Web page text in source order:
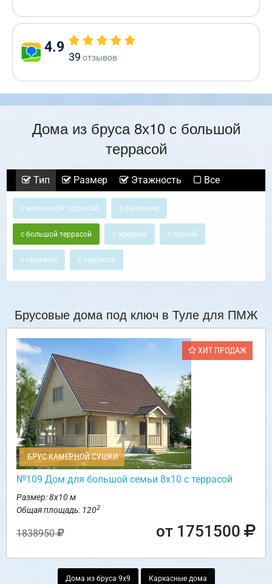
4.9
39 отзывов
Дома из бруса 8х10 с большой
террасой
Тип Размер Этажность Все
с маленькой террасой с балконом
с большой террасой с эркером с сауной
с гаражом с террасой
Брусовые дома под ключ в Туле для ПМЖ
ХИТ ПРОДАЖ
БРУС КАМЕРНОЙ СУШКИ
№109 Дом для большой семьи 8х10 с террасой
Размер: 8х10 м
Общая площадь: 1202
1838950 от 1751500
Дома из бруса 9х9 Каркасные дома